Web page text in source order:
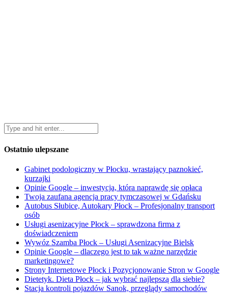
Ostatnio ulepszane
Gabinet podologiczny w Płocku, wrastający paznokieć,
kurzajki
Opinie Google – inwestycja, która naprawdę się opłaca
Twoja zaufana agencja pracy tymczasowej w Gdańsku
Autobus Słubice, Autokary Płock – Profesjonalny transport
osób
Usługi asenizacyjne Płock – sprawdzona firma z
doświadczeniem
Wywóz Szamba Płock – Usługi Asenizacyjne Bielsk
Opinie Google – dlaczego jest to tak ważne narzędzie
marketingowe?
Strony Internetowe Płock i Pozycjonowanie Stron w Google
Dietetyk. Dieta Płock – jak wybrać najlepszą dla siebie?
Stacja kontroli pojazdów Sanok, przeglądy samochodów